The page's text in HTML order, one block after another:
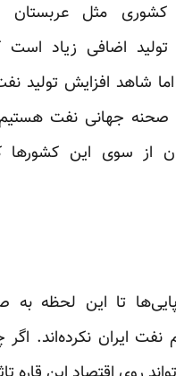
مثل عربستان
اضافی زیاد است
شاهد افزایش تولید
صحنه جهانی نفت
از سوی این کشور‌ها
تا این لحظه
نفت ایران نکرده‌اند. اگر